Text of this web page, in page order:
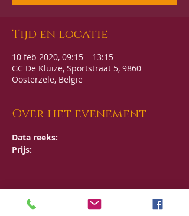
Tijd en locatie
10 feb 2020, 09:15 – 13:15
GC De Kluize, Sportstraat 5, 9860
Oosterzele, België
Over het evenement
Data reeks:
Prijs: